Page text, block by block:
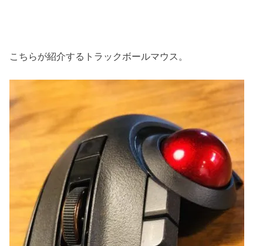
こちらが紹介するトラックボールマウス。